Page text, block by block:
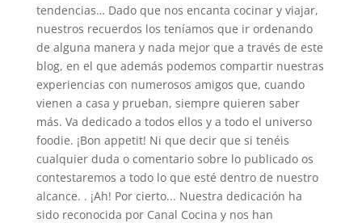
tendencias… Dado que nos encanta cocinar y viajar,
nuestros recuerdos los teníamos que ir ordenando
de alguna manera y nada mejor que a través de este
blog, en el que además podemos compartir nuestras
experiencias con numerosos amigos que, cuando
vienen a casa y prueban, siempre quieren saber
más. Va dedicado a todos ellos y a todo el universo
foodie. ¡Bon appetit! Ni que decir que si tenéis
cualquier duda o comentario sobre lo publicado os
contestaremos a todo lo que esté dentro de nuestro
alcance. . ¡Ah! Por cierto... Nuestra dedicación ha
sido reconocida por Canal Cocina y nos han